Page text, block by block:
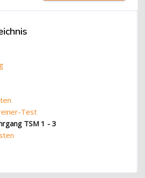
überspringen
Test
TSM 1 - 3